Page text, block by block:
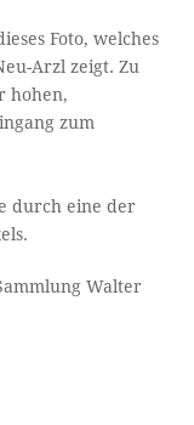
Foto, welches
Arzl zeigt. Zu
hohen,
zum
durch eine der
Walter